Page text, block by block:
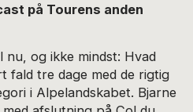
på Tourens anden
nu, og ikke mindst: Hvad
fald tre dage med de rigtig
i Alpelandskabet. Bjarne